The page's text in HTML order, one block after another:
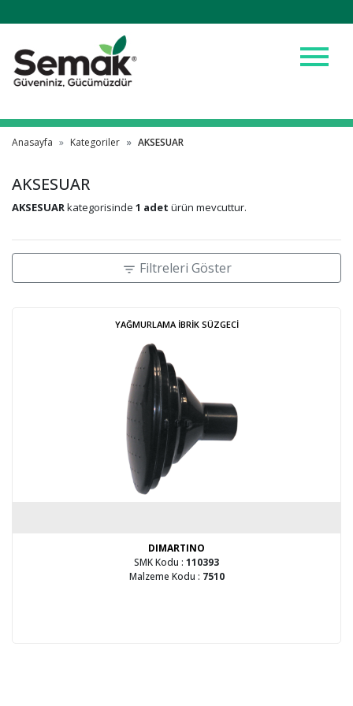
menu
Anasayfa Kategoriler AKSESUAR
AKSESUAR
AKSESUARkategorisinde 1 adet ürün mevcuttur.
filter_list Filtreleri Göster
YAĞMURLAMA İBRİK SÜZGECİ
DIMARTINO
SMK Kodu : 110393
Malzeme Kodu : 7510